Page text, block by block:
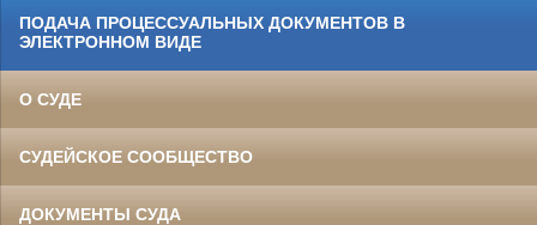
ПОДАЧА ПРОЦЕССУАЛЬНЫХ ДОКУМЕНТОВ В
ЭЛЕКТРОННОМ ВИДЕ
О СУДЕ
СУДЕЙСКОЕ СООБЩЕСТВО
ДОКУМЕНТЫ СУДА